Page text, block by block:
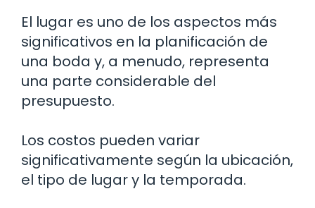
El lugar es uno de los aspectos más
significativos en la planificación de
una boda y, a menudo, representa
una parte considerable del
presupuesto.
Los costos pueden variar
significativamente según la ubicación,
el tipo de lugar y la temporada.